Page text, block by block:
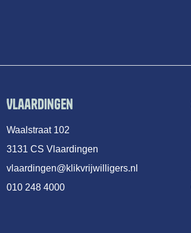
Vlaardingen
Waalstraat 102
3131 CS Vlaardingen
vlaardingen@klikvrijwilligers.nl
010 248 4000